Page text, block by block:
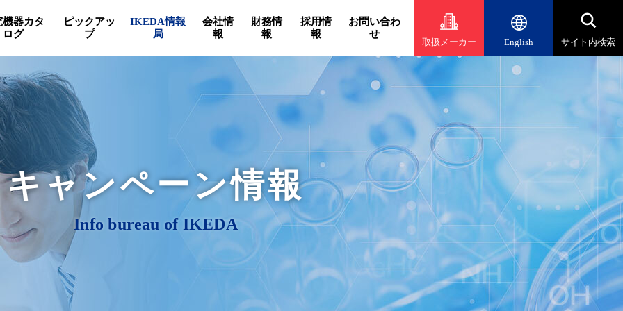
機器カタ
ログ
ピックアッ
プ
IKEDA情報
局
会社情
報
財務情
報
採用情
報
お問い合わ
せ
取扱メーカー English サイト内検索
キャンペーン情報